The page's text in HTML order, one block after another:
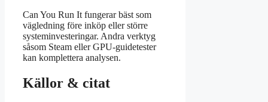
Can You Run It fungerar bäst som
vägledning före inköp eller större
systeminvesteringar. Andra verktyg
såsom Steam eller GPU-guidetester
kan komplettera analysen.
Källor & citat